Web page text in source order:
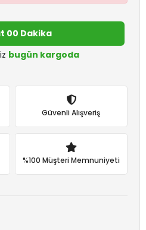
00 Dakika
bugün kargoda
Güvenli Alışveriş
%100 Müşteri Memnuniyeti